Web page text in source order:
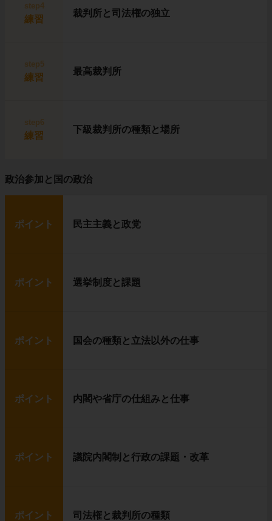
step4
練習
裁判所と司法権の独立
step5
練習
最高裁判所
step6
練習
下級裁判所の種類と場所
政治参加と国の政治
ポイント 民主主義と政党
ポイント 選挙制度と課題
ポイント 国会の種類と立法以外の仕事
ポイント 内閣や省庁の仕組みと仕事
ポイント 議院内閣制と行政の課題・改革
ポイント 司法権と裁判所の種類